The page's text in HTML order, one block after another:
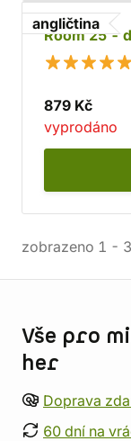
angličtina
Room 25 -
879 Kč
vyprodáno
zobrazeno 1 - 3
Vše pro
her
Doprava
60 dní na